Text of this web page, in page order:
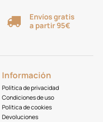
Envíos gratis
a partir 95€
Información
Política de privacidad
Condiciones de uso
Política de cookies
Devoluciones